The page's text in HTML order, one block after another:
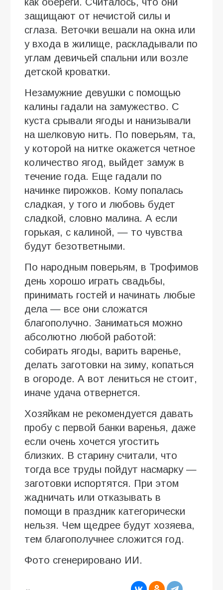
защищают от нечистой силы и
сглаза. Веточки вешали на окна или
у входа в жилище, раскладывали по
углам девичьей спальни или возле
детской кроватки.
Незамужние девушки с помощью
калины гадали на замужество. С
куста срывали ягоды и нанизывали
на шелковую нить. По поверьям, та,
у которой на нитке окажется четное
количество ягод, выйдет замуж в
течение года. Еще гадали по
начинке пирожков. Кому попалась
сладкая, у того и любовь будет
сладкой, словно малина. А если
горькая, с калиной, — то чувства
будут безответными.
По народным поверьям, в Трофимов
день хорошо играть свадьбы,
принимать гостей и начинать любые
дела — все они сложатся
благополучно. Заниматься можно
абсолютно любой работой:
собирать ягоды, варить варенье,
делать заготовки на зиму, копаться
в огороде. А вот лениться не стоит,
иначе удача отвернется.
Хозяйкам не рекомендуется давать
пробу с первой банки варенья, даже
если очень хочется угостить
близких. В старину считали, что
тогда все труды пойдут насмарку —
заготовки испортятся. При этом
жадничать или отказывать в
помощи в праздник категорически
нельзя. Чем щедрее будут хозяева,
тем благополучнее сложится год.
Фото сгенерировано ИИ.